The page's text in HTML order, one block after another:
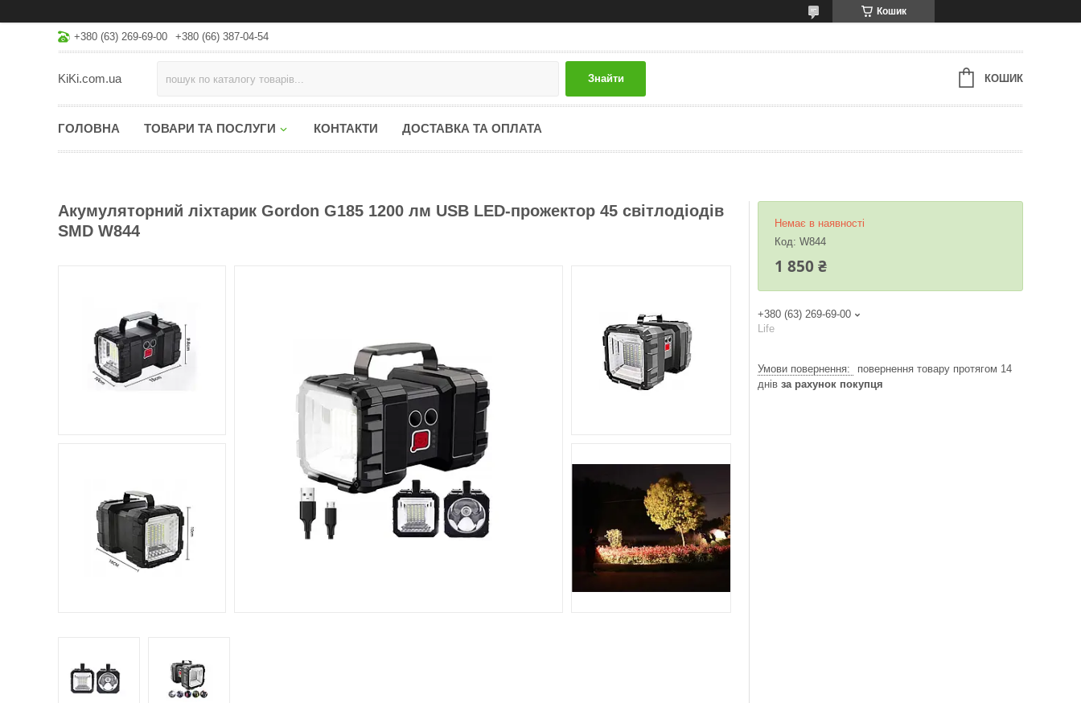
Кошик
+380 (63) 269-69-00 +380 (66) 387-04-54
KiKi.com.ua Знайти КОШИК
ГОЛОВНА ТОВАРИ ТА ПОСЛУГИ КОНТАКТИ ДОСТАВКА ТА ОПЛАТА
Акумуляторний ліхтарик Gordon G185 1200 лм USB LED-прожектор 45 світлодіодів
SMD W844
Немає в наявності
Код: W844
1 850 ₴
+380 (63) 269-69-00
Life
повернення товару протягом 14
днів за рахунок покупця